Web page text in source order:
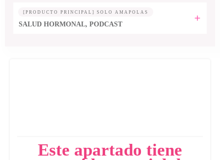
Este apartado tiene
[PRODUCTO PRINCIPAL] SOLO AMAPOLAS
SALUD HORMONAL, PODCAST